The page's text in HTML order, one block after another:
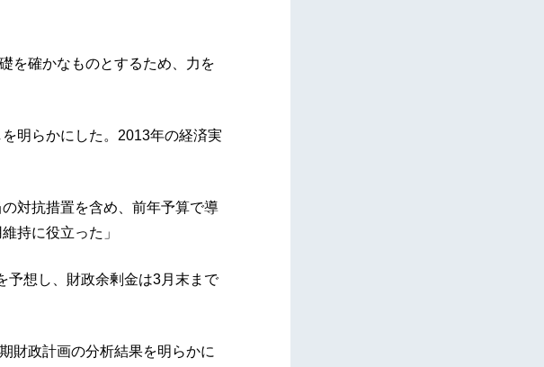
を確かなものとするため、力を
明らかにした。2013年の経済実
対抗措置を含め、前年予算で導
持に役立った」
予想し、財政余剰金は3月末まで
財政計画の分析結果を明らかに